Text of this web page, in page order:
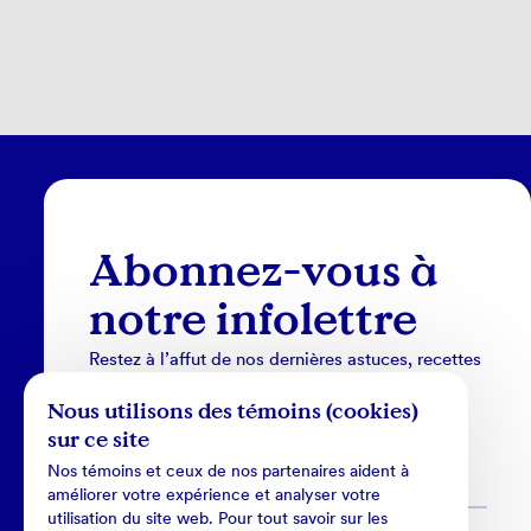
Nous utilisons des témoins (cookies)
sur ce site
Nos témoins et ceux de nos partenaires aident à
améliorer votre expérience et analyser votre
utilisation du site web. Pour tout savoir sur les
Abonnez-vous à
notre infolettre
Restez à l’affut de nos dernières astuces, recettes